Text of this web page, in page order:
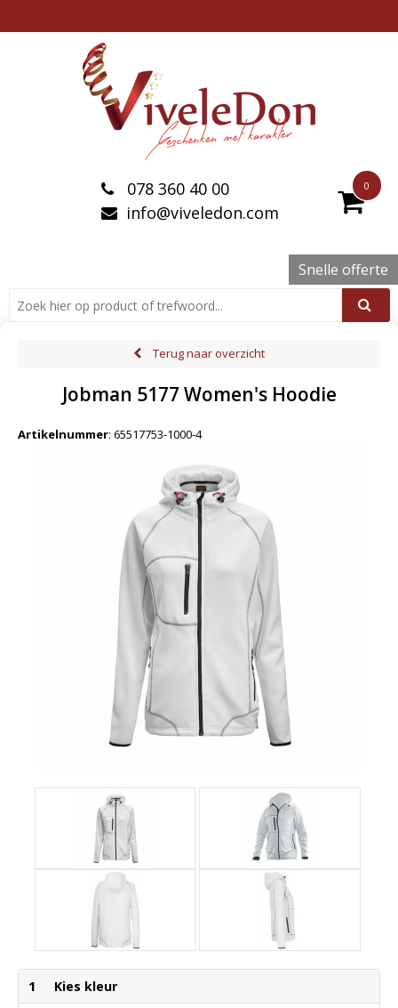
0
078 360 40 00
info@viveledon.com
Snelle offerte
Terug naar overzicht
Jobman 5177 Women's Hoodie
Artikelnummer: 65517753-1000-4
1 Kies kleur